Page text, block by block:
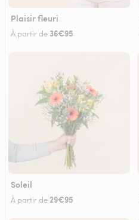
Plaisir fleuri
À partir de 36€95
Soleil
À partir de29€95